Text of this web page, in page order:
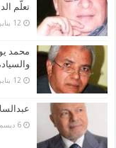
تعلُّم
12 يناير، 2026
محمد
12 يناير، 2026
6 ديسمبر، 2025